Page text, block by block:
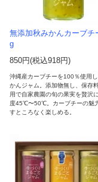
無添加秋みかんカーブチ
g
850円(税込918円)
沖縄産カーブチーを100％使用
かんジャム。添加物無し、保存
用で自家農園の旬の果実を贅沢
度45℃〜50℃。カーブチーの魅
すところなく楽しめる。